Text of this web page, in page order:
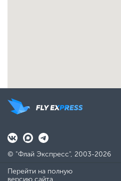
© "Флай Экспресс", 2003-2026
Перейти на полную
версию сайта